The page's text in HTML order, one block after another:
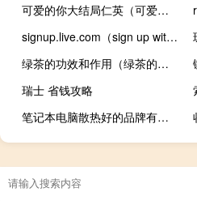
可爱的你大结局仁英（可爱的你大结局）
signup.live.com（sign up with）
绿茶的功效和作用（绿茶的功效与禁忌）
瑞士 省钱攻略
笔记本电脑散热好的品牌有哪些（笔记本散热好的品牌）